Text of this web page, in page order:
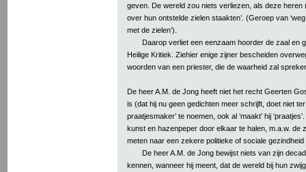
geven. De wereld zou niets verliezen, als deze heren
over hun ontstelde zielen staakten’. (Geroep van ‘weg
met de zielen’).
Daarop verliet een eenzaam hoorder de zaal en
Heilige Kritiek. Ziehier enige zijner bescheiden
woorden van een priester, die de waarheid zal
De heer A.M. de Jong heeft niet het recht Geerten
is (dat hij nu geen gedichten meer schrijft, doet niet
praatjesmaker’ te noemen, ook al ‘maakt’ hij
kunst en hazenpeper door elkaar te halen, m.a.w. de
meten naar een zekere politieke of sociale
De heer A.M. de Jong bewijst niets van zijn
kennen, wanneer hij meent, dat de wereld bij hun